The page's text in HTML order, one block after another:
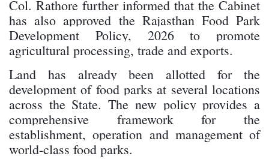
Col. Rathore further informed that the Cabinet
has also approved the Rajasthan Food Park
Development Policy, 2026 to promote
agricultural processing, trade and exports.
Land has already been allotted for the
development of food parks at several locations
across the State. The new policy provides a
comprehensive framework for the
establishment, operation and management of
world-class food parks.